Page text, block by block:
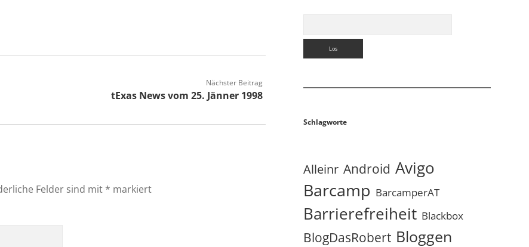
Nächster Beitrag
tExas News vom 25. Jänner 1998
Felder sind mit * markiert
Schlagworte
Alleinr Android Avigo
Barcamp BarcamperAT
Barrierefreiheit Blackbox
BlogDasRobert Bloggen